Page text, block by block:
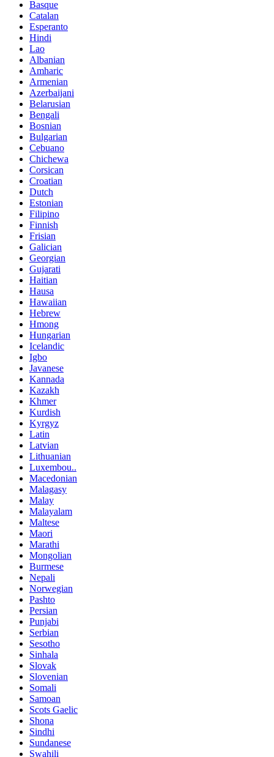
Basque
Catalan
Esperanto
Hindi
Lao
Albanian
Amharic
Armenian
Azerbaijani
Belarusian
Bengali
Bosnian
Bulgarian
Cebuano
Chichewa
Corsican
Croatian
Dutch
Estonian
Filipino
Finnish
Frisian
Galician
Georgian
Gujarati
Haitian
Hausa
Hawaiian
Hebrew
Hmong
Hungarian
Icelandic
Igbo
Javanese
Kannada
Kazakh
Khmer
Kurdish
Kyrgyz
Latin
Latvian
Lithuanian
Luxembou..
Macedonian
Malagasy
Malay
Malayalam
Maltese
Maori
Marathi
Mongolian
Burmese
Nepali
Norwegian
Pashto
Persian
Punjabi
Serbian
Sesotho
Sinhala
Slovak
Slovenian
Somali
Samoan
Scots Gaelic
Shona
Sindhi
Sundanese
Swahili